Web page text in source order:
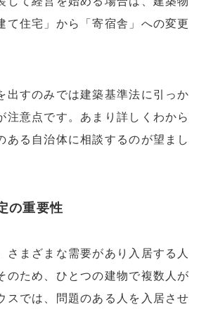
て住宅」から「寄宿舎」への変更
出すのみでは建築基準法に引っか
注意点です。あまり詳しくわから
ある自治体に相談するのが望まし
の重要性
さまざまな需要があり入居する人
のため、ひとつの建物で複数人が
スでは、問題のある人を入居させ